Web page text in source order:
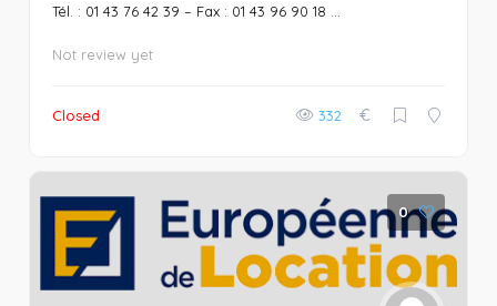
Tél. : 01 43 76 42 39 – Fax : 01 43 96 90 18 ...
Not review yet
Closed 332 €
0